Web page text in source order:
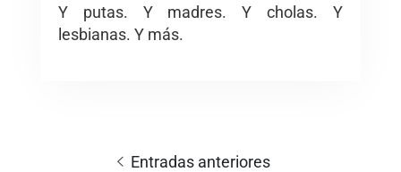
Y putas. Y madres. Y cholas. Y
lesbianas. Y más.
Entradas anteriores